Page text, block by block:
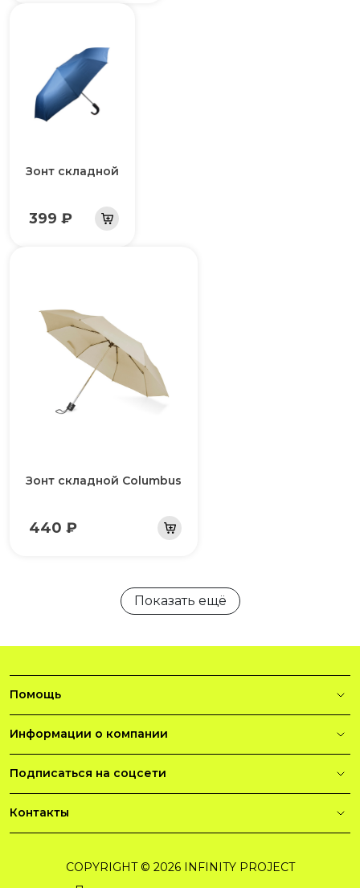
Зонт складной
399 ₽
Зонт складной Columbus
440 ₽
Показать ещё
Помощь
Информации о компании
Подписаться на соцсети
Контакты
COPYRIGHT © 2026 INFINITY PROJECT